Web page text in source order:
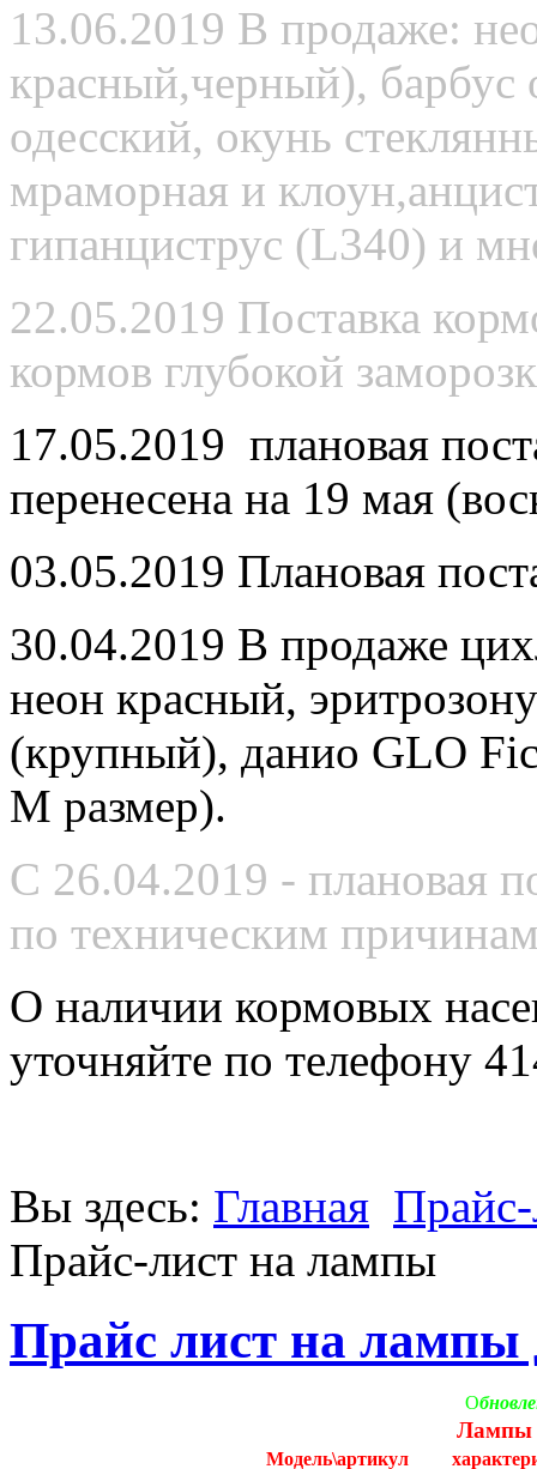
13.06.2019 В продаже:
красный,черный), барбус
одесский, окунь
мраморная и
гипанциструс (L340) и
22.05.2019 Поставка
кормов глубокой
17.05.2019 плановая
перенесена на 19 мая
03.05.2019 Плановая
30.04.2019 В продаже
неон красный,
(крупный), данио GLO
M размер).
С 26.04.2019 - плановая
по техническим
О наличии кормовых
уточняйте по телефону
Вы здесь: Главная
Прайс-лист на лампы
Прайс лист на лампы
О
Лампы
Модель\артикул